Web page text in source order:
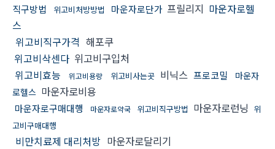
직구방법
위고비처방방법 마운자로단가 프릴리지 마운자로헬
스
위고비직구가격 해포쿠
위고비삭센다 위고비구입처
위고비효능
위고비용량 위고비사는곳 비닉스 프로코밀
마운자
로헬스 마운자로비용
마운자로구매대행 마운자로약국 위고비직구방법 마운자로런닝 위
고비구매대행
비만치료제 대리처방 마운자로달리기